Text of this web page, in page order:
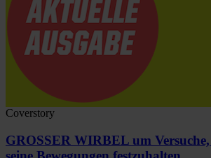
Coverstory
GROSSER WIRBEL um